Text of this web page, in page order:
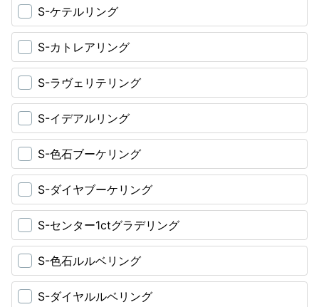
S-ケテルリング
S-カトレアリング
S-ラヴェリテリング
S-イデアルリング
S-色石ブーケリング
S-ダイヤブーケリング
S-センター1ctグラデリング
S-色石ルルベリング
S-ダイヤルルベリング